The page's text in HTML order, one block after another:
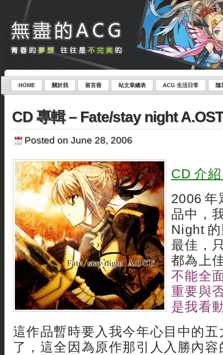
HOME 關於我 留言冊 站文章總表 ACG 生活日常 隨
CD 專輯 – Fate/stay night A.OST
Posted on June 28, 2006
CD 介
2006 年
品中，
Night
最佳，
都為上
不能全
重要與
是我看
這作品暫時要入我今年心目中的
了，這全因為原作那引人入勝內